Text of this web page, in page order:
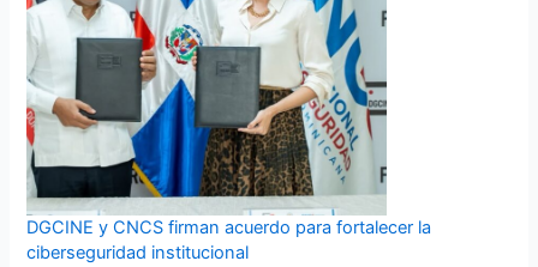
DGCINE y CNCS firman acuerdo para fortalecer la
ciberseguridad institucional